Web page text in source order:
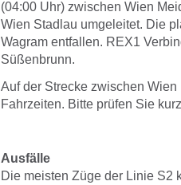
(04:00 Uhr) zwischen Wien
Wien Stadlau umgeleitet. Die
Wagram entfallen. REX1
Süßenbrunn.
Auf der Strecke zwischen
Fahrzeiten. Bitte prüfen Sie
Ausfälle
Die meisten Züge der Linie S2